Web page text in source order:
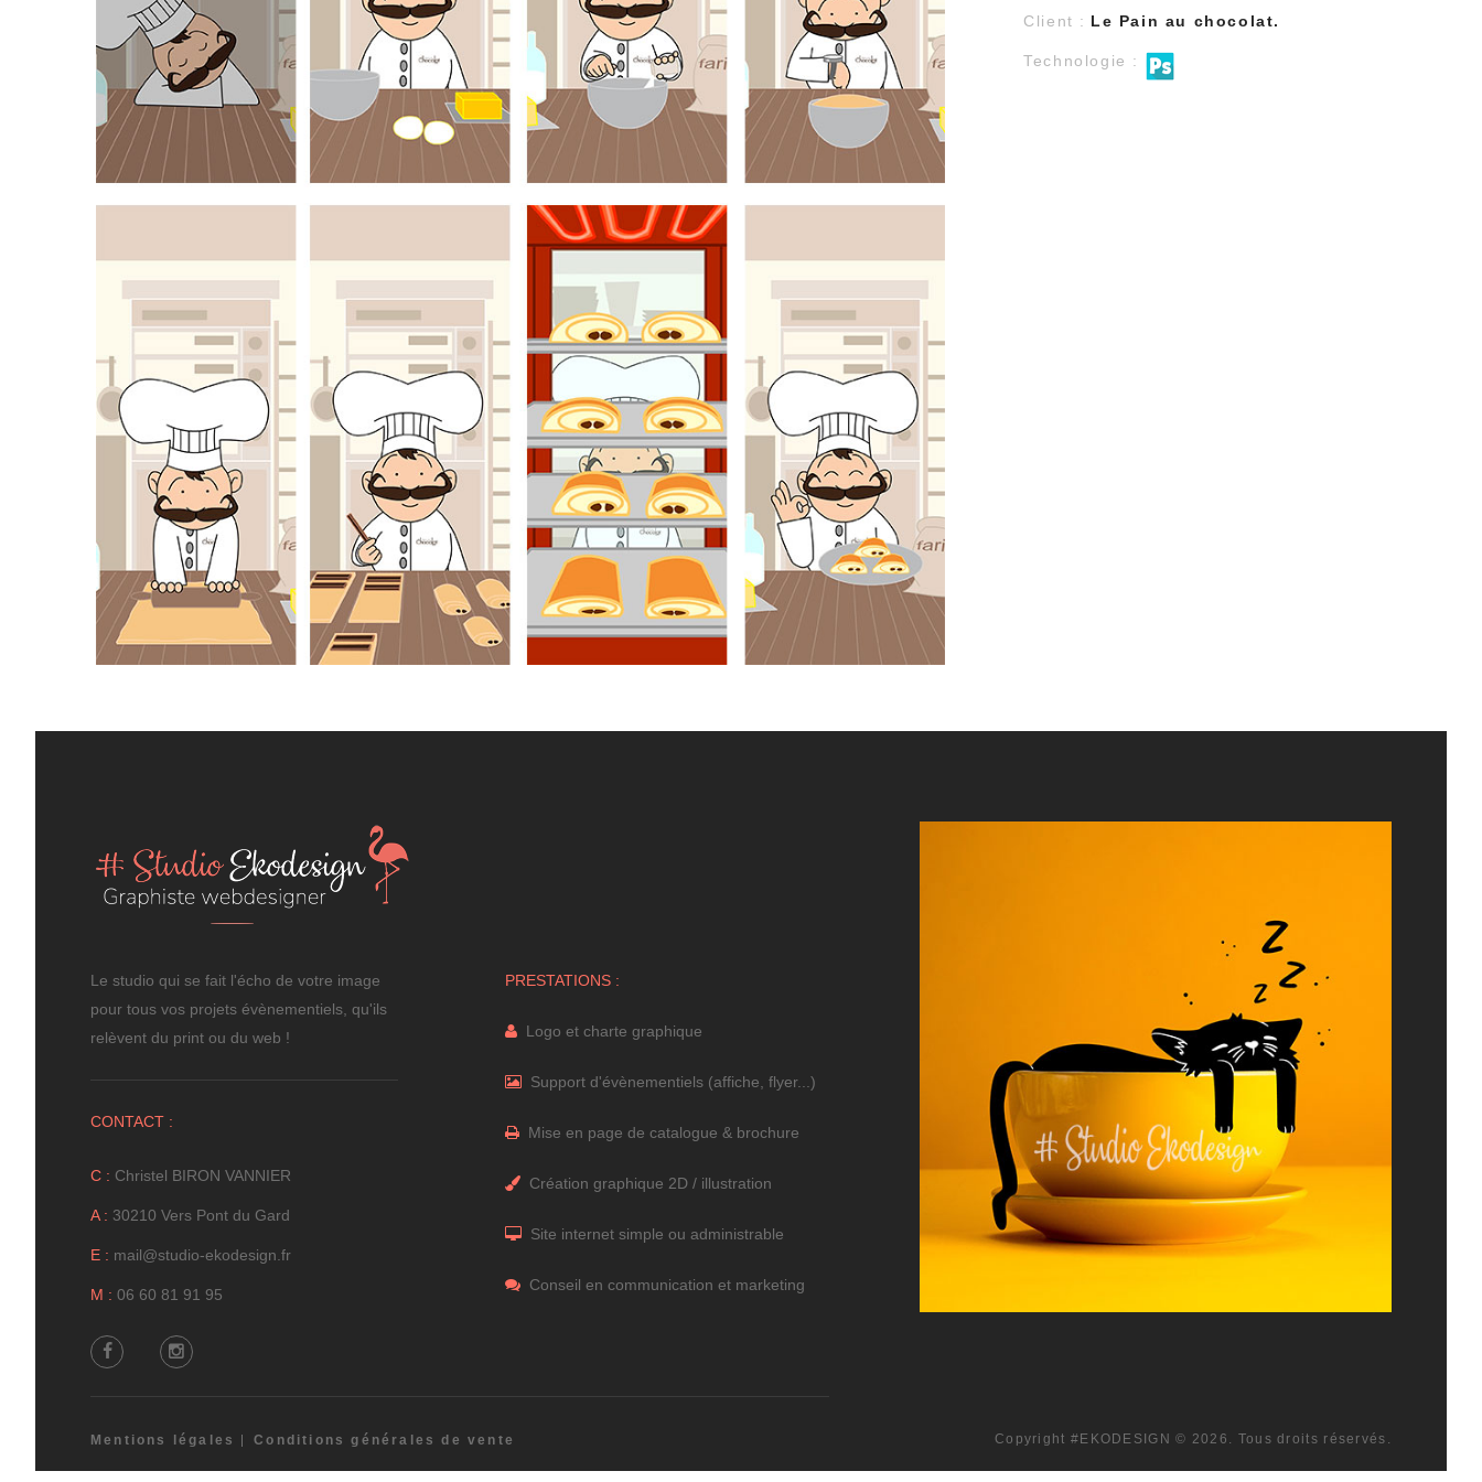
Client : Le Pain au chocolat.
Technologie :
Le studio qui se fait l'écho de votre image
pour tous vos projets évènementiels, qu'ils
relèvent du print ou du web !
CONTACT :
C : Christel BIRON VANNIER
A : 30210 Vers Pont du Gard
E : mail@studio-ekodesign.fr
M : 06 60 81 91 95
PRESTATIONS :
Logo et charte graphique
Support d'évènementiels (affiche, flyer...)
Mise en page de catalogue & brochure
Création graphique 2D / illustration
Site internet simple ou administrable
Conseil en communication et marketing
Mentions légales Conditions générales de vente Copyright #EKODESIGN © 2026. Tous droits réservés.